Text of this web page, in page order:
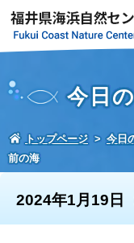
今日
トップページ 今日
前の海
2024年1月19日